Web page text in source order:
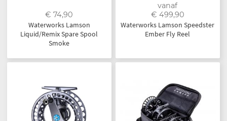
€ 74,90
Waterworks Lamson
Liquid/Remix Spare Spool
Smoke
vanaf
€ 499,90
Waterworks Lamson Speedster
Ember Fly Reel